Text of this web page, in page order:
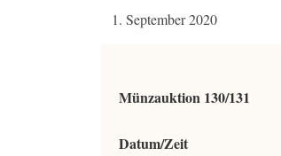
1. September 2020
Münzauktion 130/131
Datum/Zeit